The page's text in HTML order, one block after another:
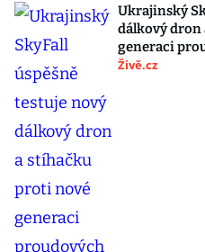
Ukrajinský
dálkový dron
generaci
Živě.cz